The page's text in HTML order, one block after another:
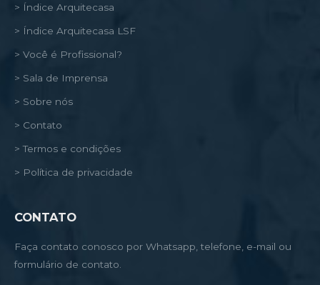
> Índice Arquitecasa
> Índice Arquitecasa LSF
> Você é Profissional?
> Sala de Imprensa
> Sobre nós
> Contato
> Termos e condições
> Política de privacidade
CONTATO
Faça contato conosco por Whatsapp, telefone, e-mail ou
formulário de contato.